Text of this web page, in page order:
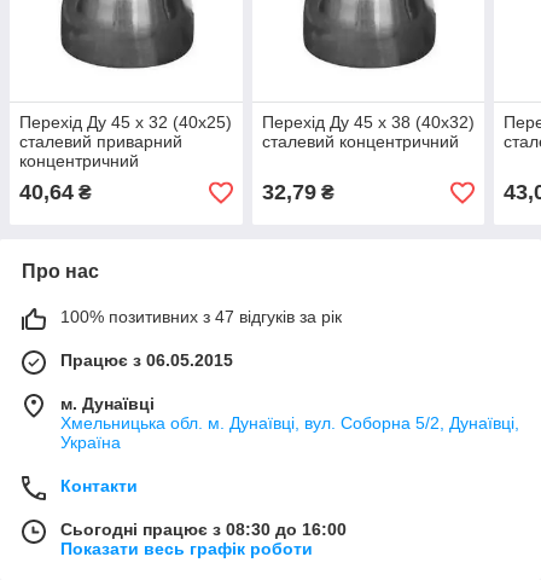
Перехід Ду 45 х 32 (40х25)
сталевий приварний
концентричний
40,64 ₴
Перехід Ду 45 х 38 (40х32)
сталевий концентричний
32,79₴
Про нас
100% позитивних з 47 відгуків за рік
Працює з 06.05.2015
м. Дунаївці
Хмельницька обл. м. Дунаївці, вул. Соборна 5/2, Дунаївці,
Україна
Контакти
Сьогодні працює з 08:30 до 16:00
Показати весь графік роботи